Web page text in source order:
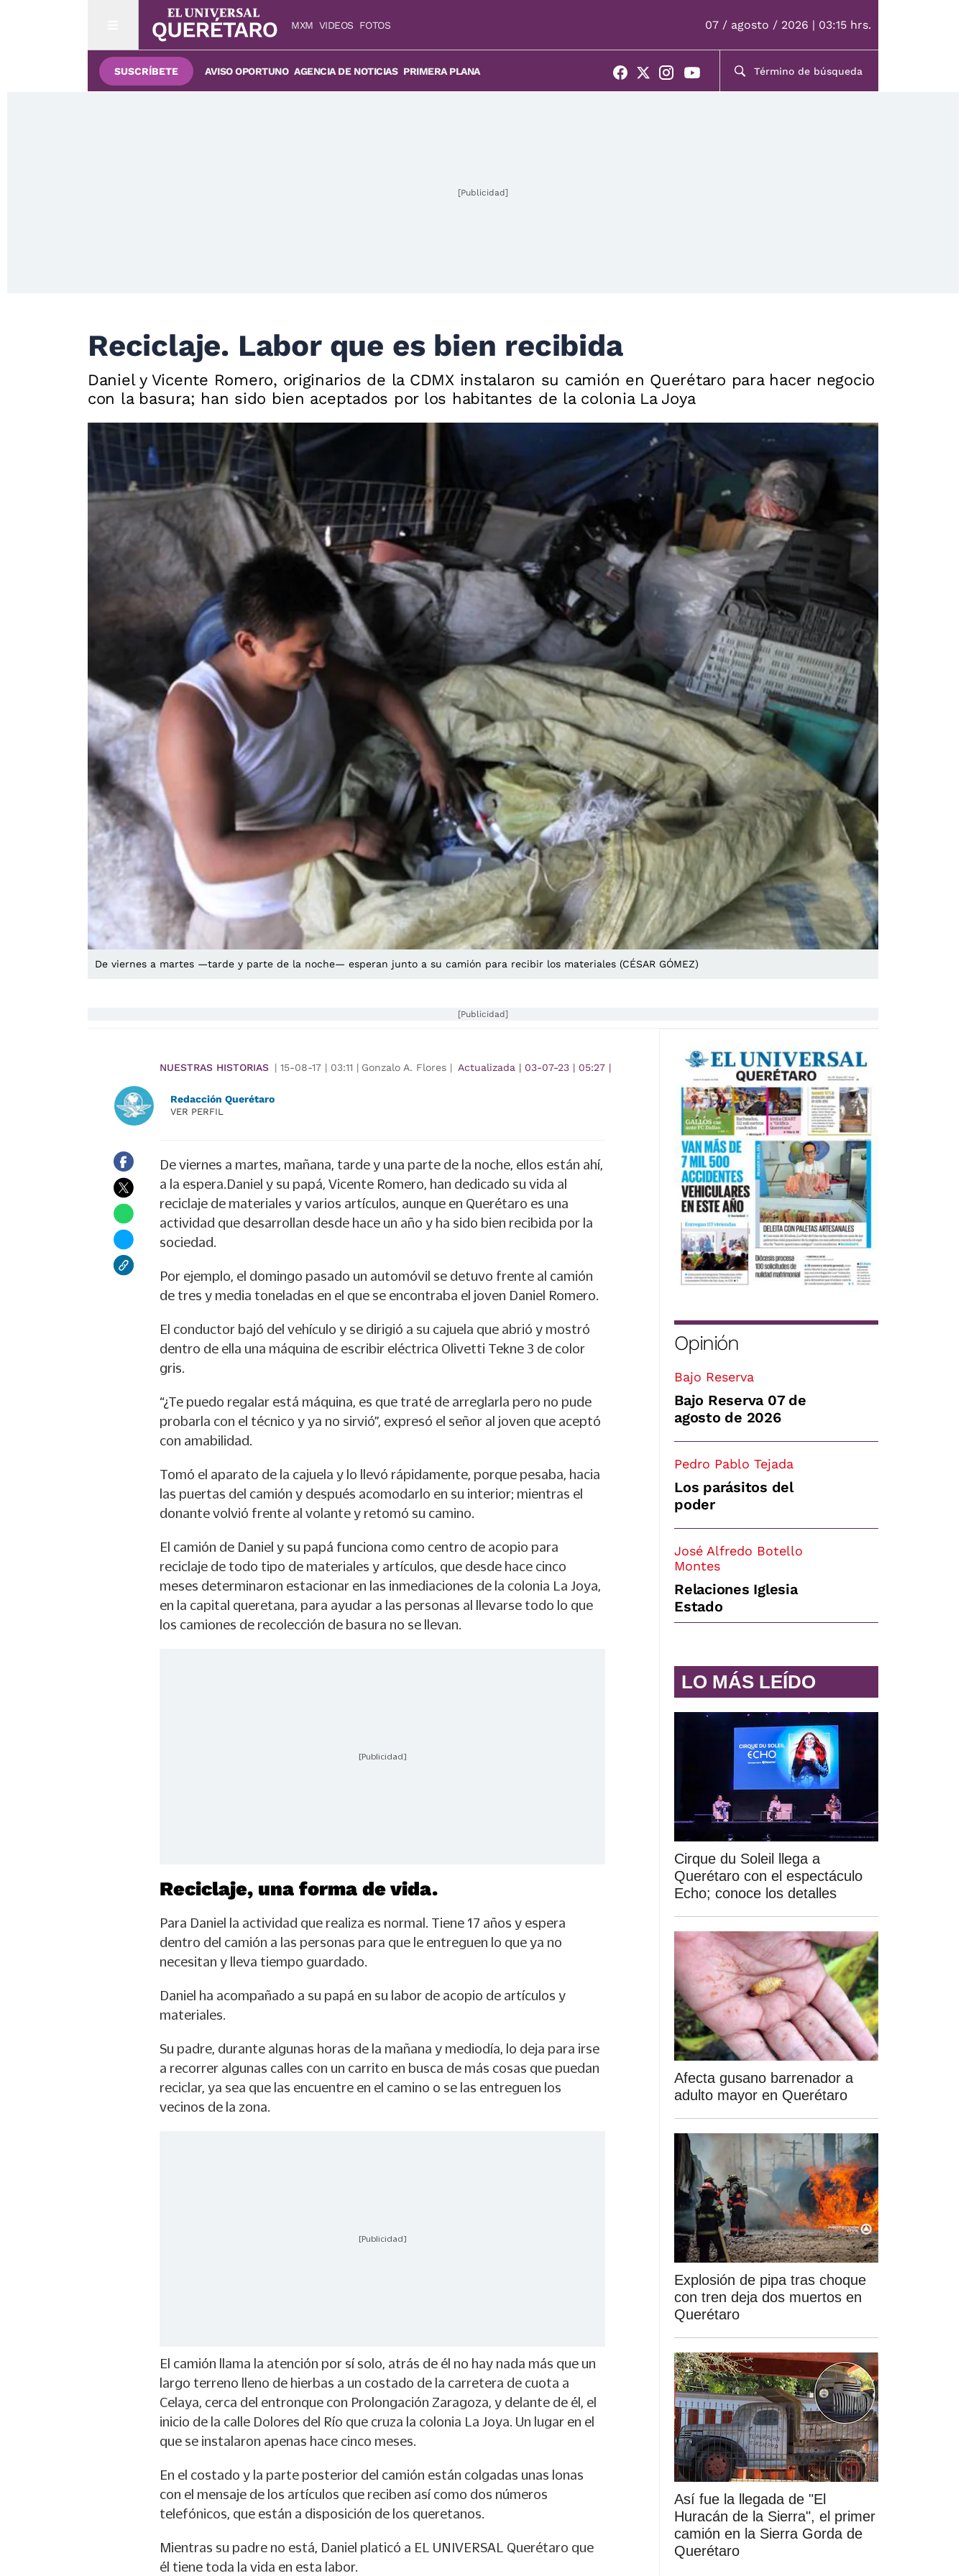
MXM VIDEOS FOTOS 07 / agosto / 2026 | 03:15 hrs.
SUSCRÍBETE AVISO OPORTUNO AGENCIA DE NOTICIAS PRIMERA PLANA
[Publicidad]
Reciclaje. Labor que es bien recibida
Daniel y Vicente Romero, originarios de la CDMX instalaron su camión en Querétaro para hacer negocio
con la basura; han sido bien aceptados por los habitantes de la colonia La Joya
De viernes a martes —tarde y parte de la noche— esperan junto a su camión para recibir los materiales (CÉSAR GÓMEZ)
[Publicidad]
NUESTRAS HISTORIAS | 15-08-17 | 03:11 | Gonzalo A. Flores | Actualizada | 03-07-23 | 05:27 |
Redacción Querétaro
VER PERFIL
De viernes a martes, mañana, tarde y una parte de la noche, ellos están ahí,
a la espera.Daniel y su papá, Vicente Romero, han dedicado su vida al
reciclaje de materiales y varios artículos, aunque en Querétaro es una
actividad que desarrollan desde hace un año y ha sido bien recibida por la
sociedad.
Por ejemplo, el domingo pasado un automóvil se detuvo frente al camión
de tres y media toneladas en el que se encontraba el joven Daniel Romero.
El conductor bajó del vehículo y se dirigió a su cajuela que abrió y mostró
dentro de ella una máquina de escribir eléctrica Olivetti Tekne 3 de color
gris.
“¿Te puedo regalar está máquina, es que traté de arreglarla pero no pude
probarla con el técnico y ya no sirvió”, expresó el señor al joven que aceptó
con amabilidad.
Tomó el aparato de la cajuela y lo llevó rápidamente, porque pesaba, hacia
las puertas del camión y después acomodarlo en su interior; mientras el
donante volvió frente al volante y retomó su camino.
El camión de Daniel y su papá funciona como centro de acopio para
reciclaje de todo tipo de materiales y artículos, que desde hace cinco
meses determinaron estacionar en las inmediaciones de la colonia La Joya,
en la capital queretana, para ayudar a las personas al llevarse todo lo que
los camiones de recolección de basura no se llevan.
[Publicidad]
Reciclaje, una forma de vida.
Para Daniel la actividad que realiza es normal. Tiene 17 años y espera
dentro del camión a las personas para que le entreguen lo que ya no
necesitan y lleva tiempo guardado.
Daniel ha acompañado a su papá en su labor de acopio de artículos y
materiales.
Su padre, durante algunas horas de la mañana y mediodía, lo deja para irse
a recorrer algunas calles con un carrito en busca de más cosas que puedan
reciclar, ya sea que las encuentre en el camino o se las entreguen los
vecinos de la zona.
[Publicidad]
El camión llama la atención por sí solo, atrás de él no hay nada más que un
largo terreno lleno de hierbas a un costado de la carretera de cuota a
Celaya, cerca del entronque con Prolongación Zaragoza, y delante de él, el
inicio de la calle Dolores del Río que cruza la colonia La Joya. Un lugar en el
que se instalaron apenas hace cinco meses.
En el costado y la parte posterior del camión están colgadas unas lonas
con el mensaje de los artículos que reciben así como dos números
telefónicos, que están a disposición de los queretanos.
Mientras su padre no está, Daniel platicó a EL UNIVERSAL Querétaro que
él tiene toda la vida en esta labor.
Opinión
Bajo Reserva
Bajo Reserva 07 de
agosto de 2026
Pedro Pablo Tejada
Los parásitos del
poder
José Alfredo Botello
Montes
Relaciones Iglesia
Estado
LO MÁS LEÍDO
Cirque du Soleil llega a
Querétaro con el espectáculo
Echo; conoce los detalles
Afecta gusano barrenador a
adulto mayor en Querétaro
Explosión de pipa tras choque
con tren deja dos muertos en
Querétaro
Así fue la llegada de "El
Huracán de la Sierra", el primer
camión en la Sierra Gorda de
Querétaro